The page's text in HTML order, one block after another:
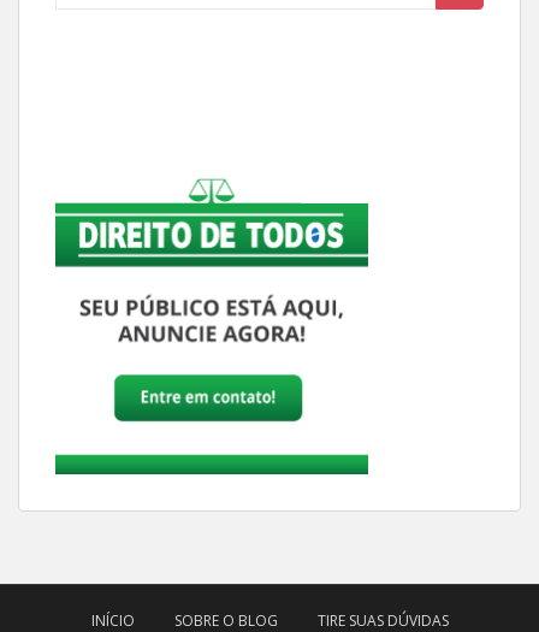
INÍCIO SOBRE O BLOG TIRE SUAS DÚVIDAS